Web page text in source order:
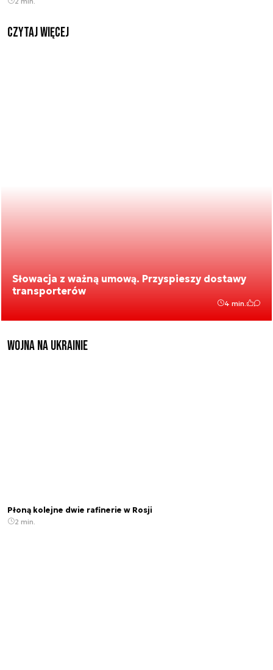
czytaj więcej
Słowacja z ważną umową. Przyspieszy dostawy
transporterów
4 min.
Wojna na Ukrainie
Płoną kolejne dwie rafinerie w Rosji
2 min.